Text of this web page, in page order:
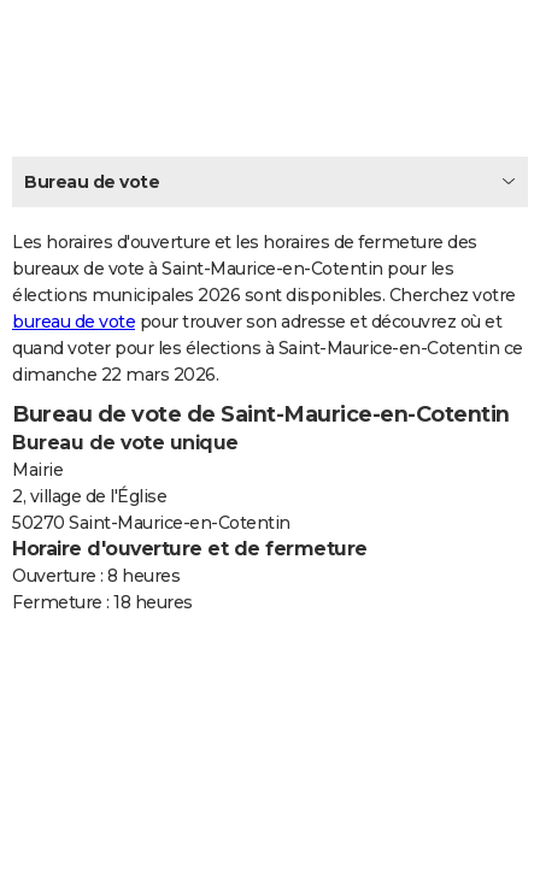
CARTE DE VOEUX
Dictionnaire
Biographies
Citations
Expressions
Proverbes
PROGRAMME TV
COPAINS D'AVANT
S'inscrire
Se connecter
Lycées
Collèges
Primaires
Universités
Entreprises
Service militaire
Avis de recherche
AVIS DE DÉCÈS
FORUM
Bricolage
Lifestyle
Culture
Sport
Auto
Television
Voyage
Cinema
Bureau de vote
Les horaires d'ouverture et les horaires de fermeture des
bureaux de vote à Saint-Maurice-en-Cotentin pour les
élections municipales 2026 sont disponibles. Cherchez votre
bureau de vote pour trouver son adresse et découvrez où et
quand voter pour les élections à Saint-Maurice-en-Cotentin ce
dimanche 22 mars 2026.
Bureau de vote de Saint-Maurice-en-Cotentin
Bureau de vote unique
Mairie
2, village de l'Église
50270 Saint-Maurice-en-Cotentin
Horaire d'ouverture et de fermeture
Ouverture : 8 heures
Fermeture : 18 heures